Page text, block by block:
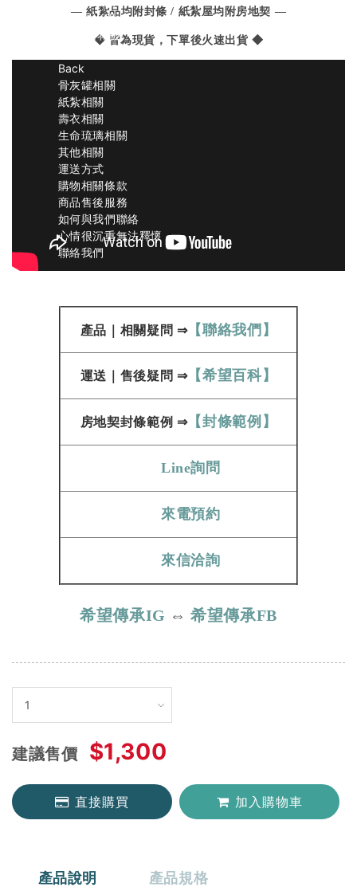
女士居士服
首飾/蓮花被
Back
骨灰罐相關
紙紮相關
壽衣相關
生命琉璃相關
其他相關
運送方式
購物相關條款
商品售後服務
如何與我們聯絡
心情很沉重無法釋懷
聯絡我們
— 紙紮品均附封條 / 紙紮屋均附房地契 —
◆ 皆為現貨，下單後火速出貨 ◆
產品 相關疑問 ⇒【聯絡我們】
運送 售後疑問 ⇒【希望百科】
房地契封條範例​​​​​ ⇒【封條範例】
Line詢問
來電預約
來信洽詢
希望傳承IG ⇔希望傳承FB
建議售價 $1,300
直接購買 加入購物車
產品說明 產品規格